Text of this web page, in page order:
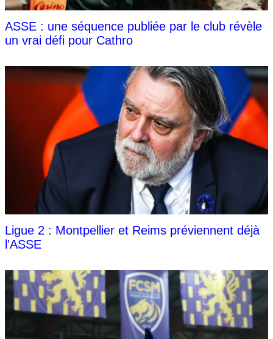
ASSE : une séquence publiée par le club révèle
un vrai défi pour Cathro
Ligue 2 : Montpellier et Reims préviennent déjà
l'ASSE